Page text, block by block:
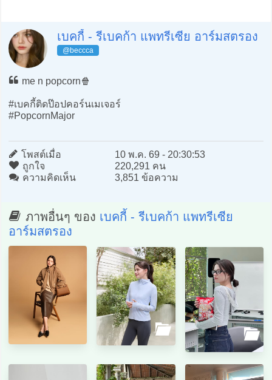
เบคกี้ - รีเบคก้า แพทรีเซีย อาร์มสตรอง
@beccca
me n popcorn🍿
#เบคกี้ติดป๊อปคอร์นเมเจอร์
#PopcornMajor
โพสต์เมื่อ
10 พ.ค. 69 - 20:30:53
ถูกใจ
220,291 คน
ความคิดเห็น
3,851 ข้อความ
ภาพอื่นๆ ของ เบคกี้ - รีเบคก้า แพทรีเซีย
อาร์มสตรอง